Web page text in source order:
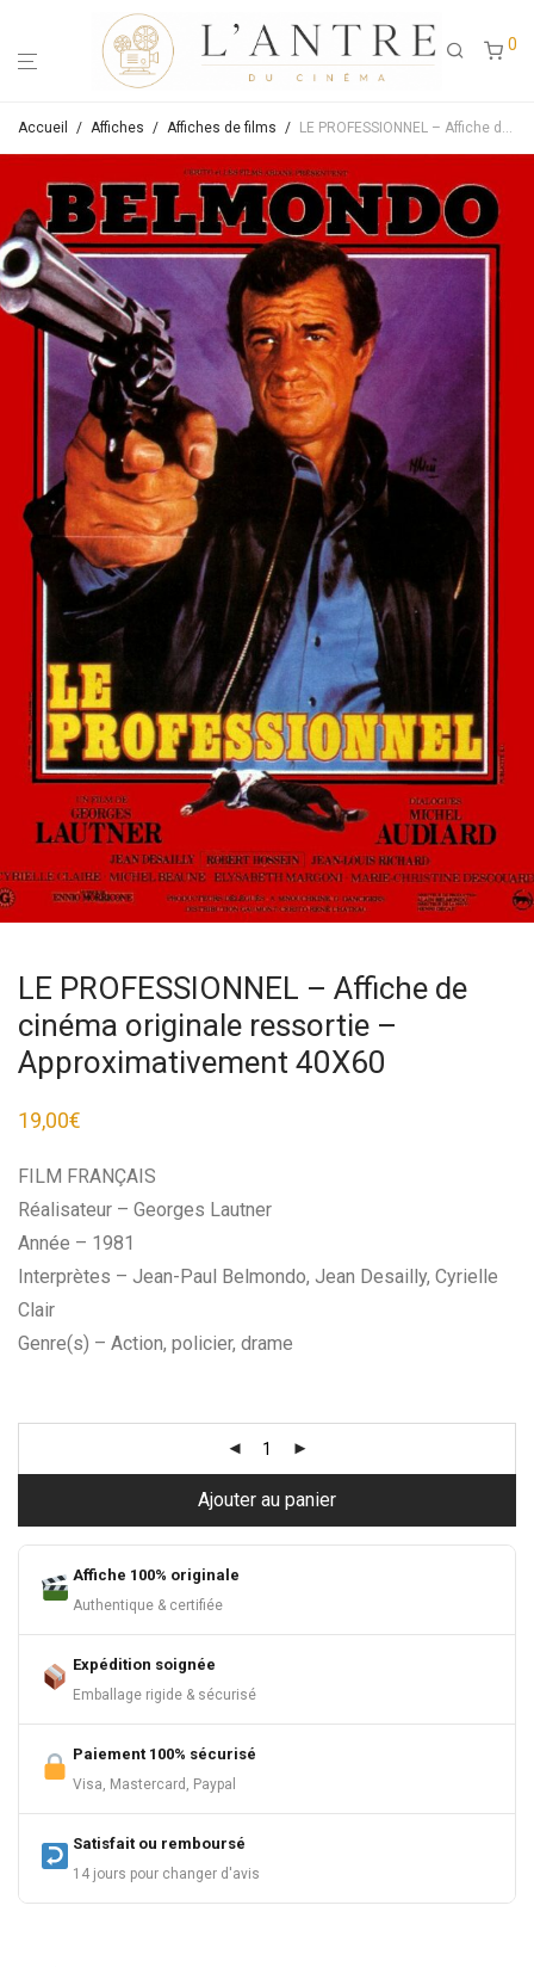
0
Accueil / Affiches / Affiches de films / LE PROFESSIONNEL – Affiche de cinéma originale ressortie – Approximativement 40X60
LE PROFESSIONNEL – Affiche de
cinéma originale ressortie –
Approximativement 40X60
19,00€
FILM FRANÇAIS
Réalisateur – Georges Lautner
Année – 1981
Interprètes – Jean-Paul Belmondo, Jean Desailly, Cyrielle
Clair
Genre(s) – Action, policier, drame
Ajouter au panier
Affiche 100% originale
Authentique & certifiée
Expédition soignée
Emballage rigide & sécurisé
Paiement 100% sécurisé
Visa, Mastercard, Paypal
Satisfait ou remboursé
14 jours pour changer d'avis